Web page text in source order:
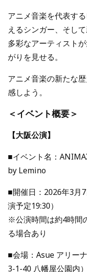
アニメ音楽を代表す
えるシンガー、そし
多彩なアーティスト
がりを見せる。
アニメ音楽の新たな
感しよう。
＜イベント概要＞
【大阪公演】
■イベント名：
by Lemino
■開催日：2026年3月
演予定19:30）
※公演時間は約4時間
る場合あり
■会場：Asue アリー
3-1-40 八幡屋公園内）